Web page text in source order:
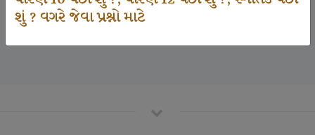
શું ? વગરે જેવા પ્રશ્નો માટે